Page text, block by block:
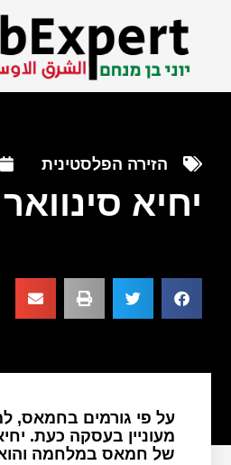
הזירה הפלסטינית
יחיא
על פי גורמים בחמאס,
מעוניין בעסקה כעת.
של חמאס במלחמה והוא